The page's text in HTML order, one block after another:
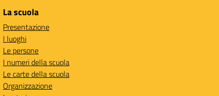
La scuola
Presentazione
I luoghi
Le persone
I numeri della scuola
Le carte della scuola
Organizzazione